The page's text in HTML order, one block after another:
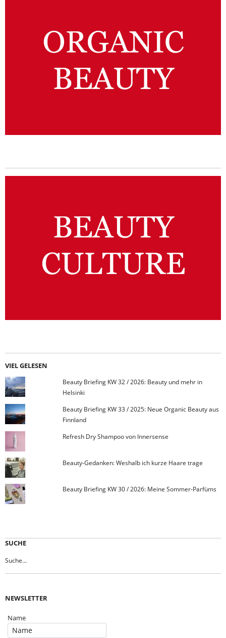
VIEL GELESEN
Beauty Briefing KW 32 / 2026: Beauty und mehr in
Helsinki
Beauty Briefing KW 33 / 2025: Neue Organic Beauty aus
Finnland
Refresh Dry Shampoo von Innersense
Beauty-Gedanken: Weshalb ich kurze Haare trage
Beauty Briefing KW 30 / 2026: Meine Sommer-Parfüms
SUCHE
NEWSLETTER
Name